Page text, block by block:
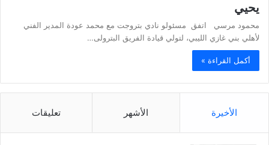
يحيي
محمود مرسي اتفق مسئولو نادي بتروجت مع محمد عودة المدير الفني
لأهلي بني غازي الليبي، لتولي قيادة الفريق البترولى…
أكمل القراءة »
الأخيرة الأشهر تعليقات